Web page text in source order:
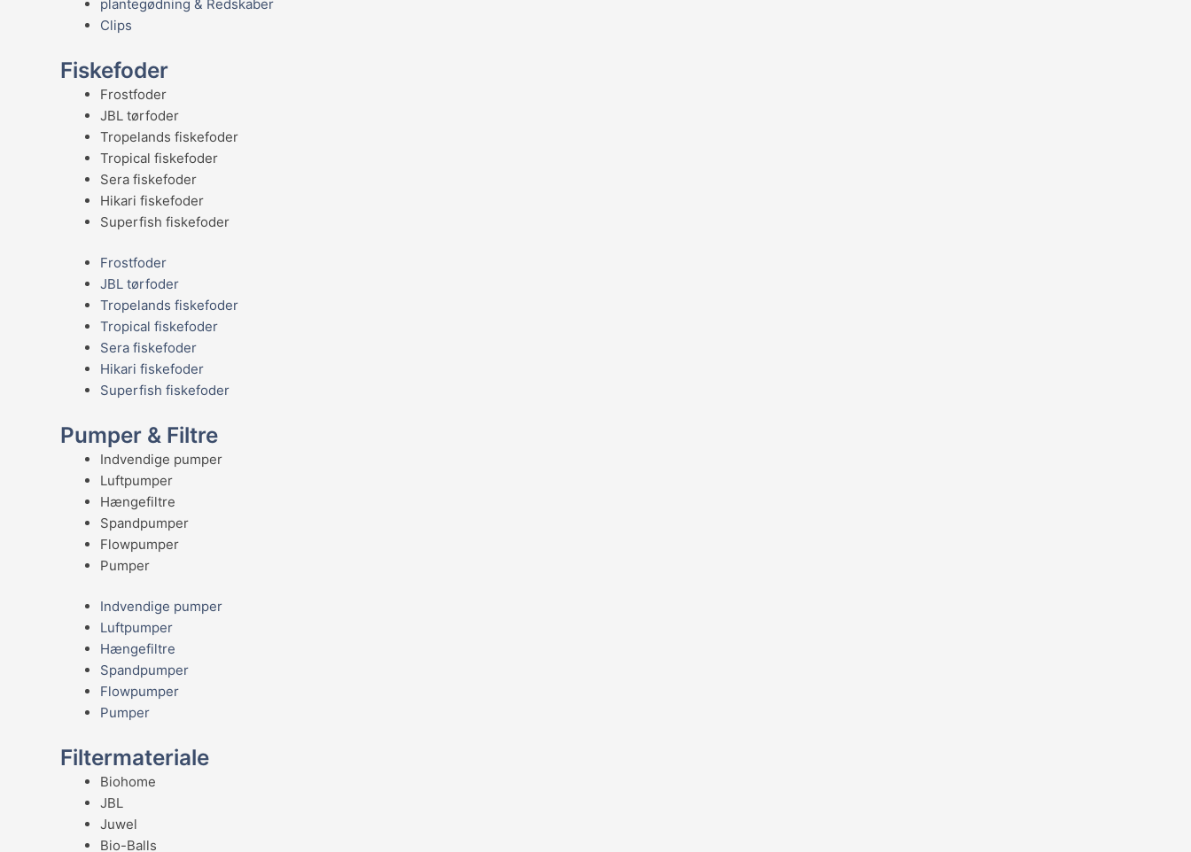
plantegødning & Redskaber
Clips
Fiskefoder
Frostfoder
JBL tørfoder
Tropelands fiskefoder
Tropical fiskefoder
Sera fiskefoder
Hikari fiskefoder
Superfish fiskefoder
Frostfoder
JBL tørfoder
Tropelands fiskefoder
Tropical fiskefoder
Sera fiskefoder
Hikari fiskefoder
Superfish fiskefoder
Pumper & Filtre
Indvendige pumper
Luftpumper
Hængefiltre
Spandpumper
Flowpumper
Pumper
Indvendige pumper
Luftpumper
Hængefiltre
Spandpumper
Flowpumper
Pumper
Filtermateriale
Biohome
JBL
Juwel
Bio-Balls